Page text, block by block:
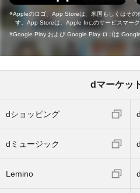
Appleのロゴ、App Storeは、米国もしくはそ
す。App Storeは、Apple Inc.のサービスマーク
Google Play および Google Play ロゴは Google
dマーケッ
dショッピング
dミュージック
Lemino